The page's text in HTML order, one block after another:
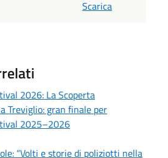
Scarica
2026: La Scoperta
Treviglio: gran finale per
2025–2026
“Volti e storie di poliziotti nella